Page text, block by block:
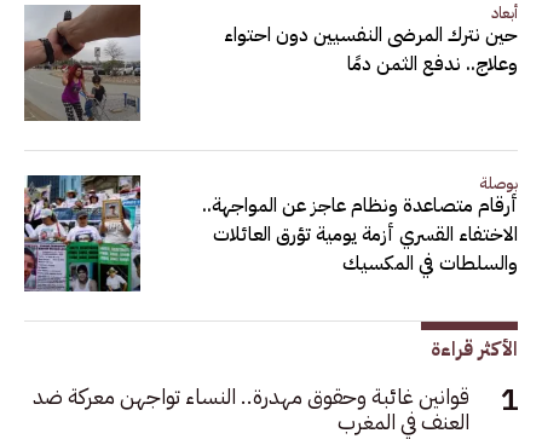
أبعاد
حين نترك المرضى النفسيين دون احتواء
وعلاج.. ندفع الثمن دمًا
بوصلة
أرقام متصاعدة ونظام عاجز عن المواجهة..
الاختفاء القسري أزمة يومية تؤرق العائلات
والسلطات في المكسيك
الأكثر قراءة
قوانين غائبة وحقوق مهدرة.. النساء تواجهن معركة ضد
العنف في المغرب